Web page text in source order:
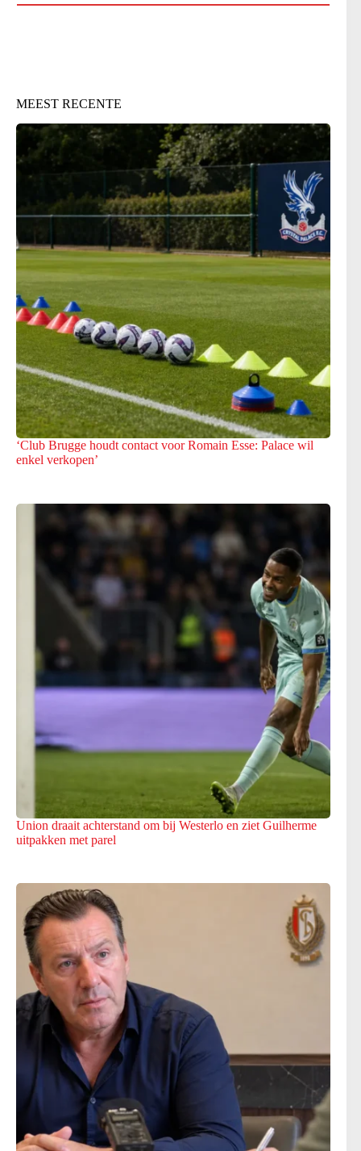
MEEST RECENTE
‘Club Brugge houdt contact voor Romain Esse: Palace wil
enkel verkopen’
Union draait achterstand om bij Westerlo en ziet Guilherme
uitpakken met parel